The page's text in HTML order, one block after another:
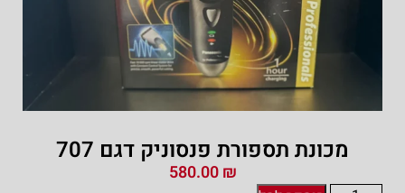
מכונת תספורת פנסוניק דגם 707
580.00₪